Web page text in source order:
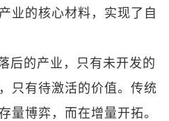
业的核心材料，实现了自
后的产业，只有未开发的
只有待激活的价值。传统
量博弈，而在增量开拓。